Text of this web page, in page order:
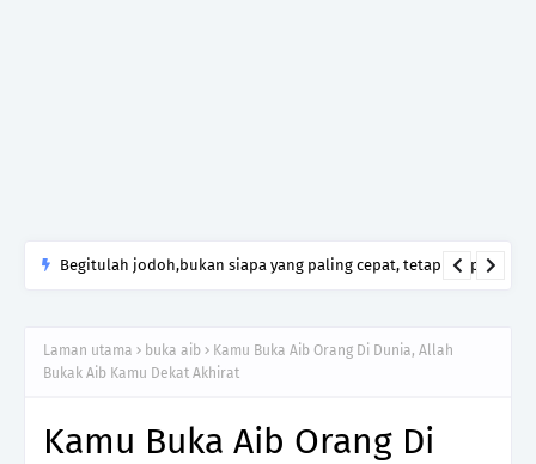
Begitulah jodoh,bukan siapa yang paling cepat, tetapi siapa
ingin menutup mulut manusia
Laman utama buka aib
Kamu Buka Aib Orang Di Dunia, Allah
Bukak Aib Kamu Dekat Akhirat
Kamu Buka Aib Orang Di